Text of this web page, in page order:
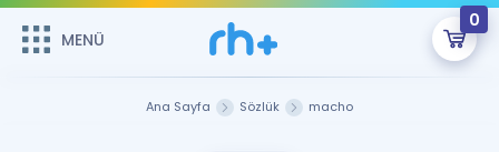
MENÜ
0
MENÜ
Ana Sayfa Sözlük macho